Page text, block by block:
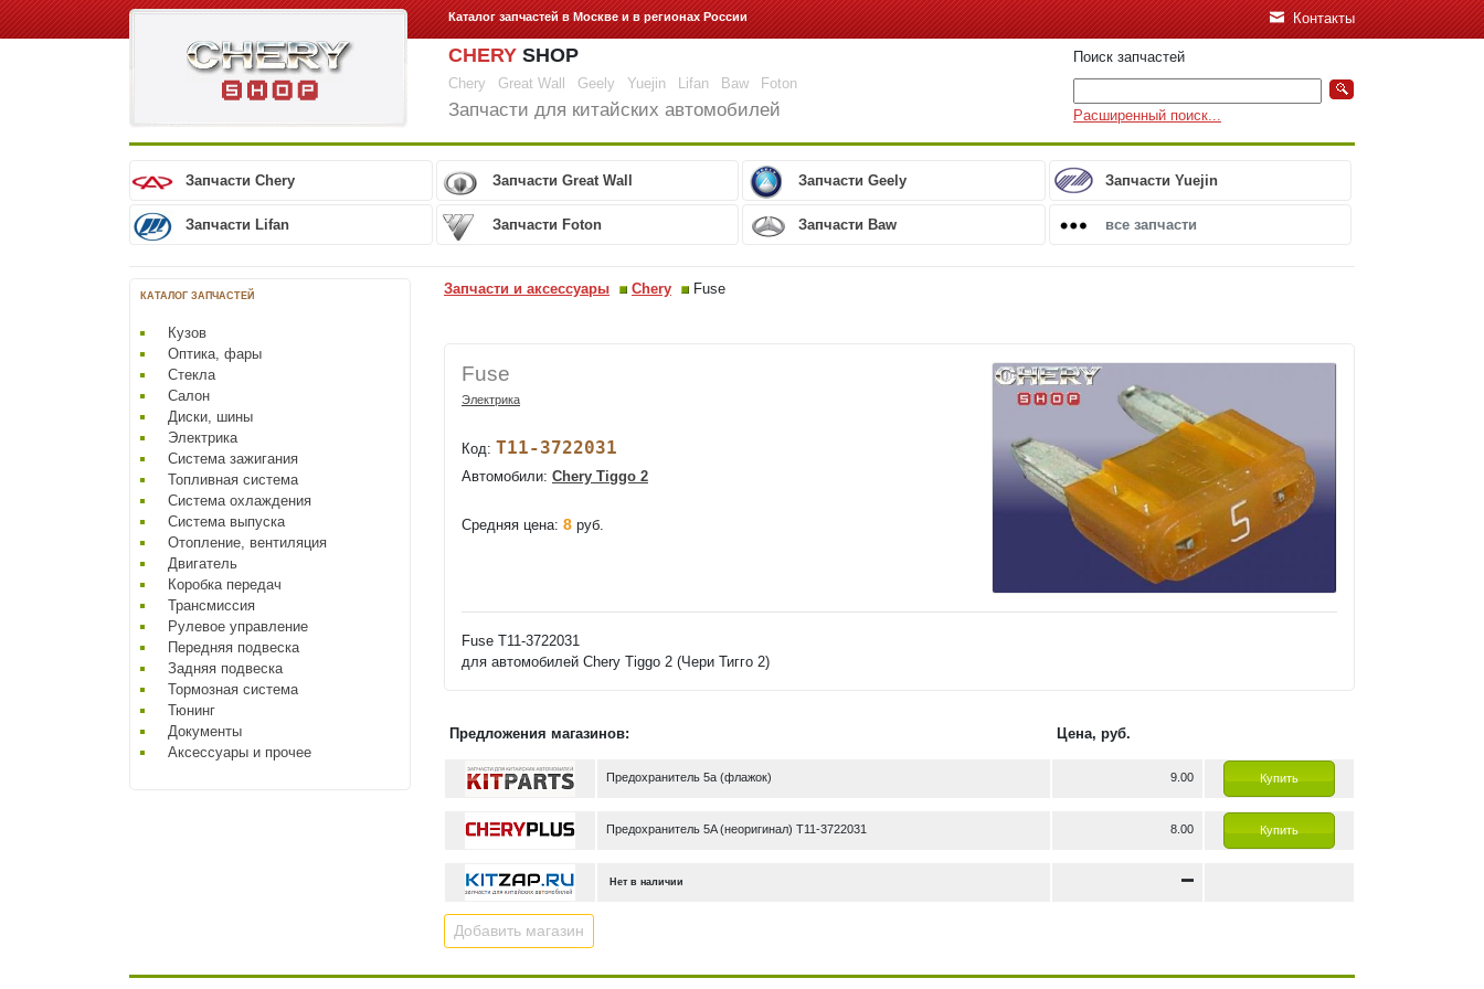
Каталог запчастейв Москве и в регионах России
CHERY SHOP
Chery Great Wall Geely Yuejin Lifan Baw Foton
Запчасти для китайских автомобилей
Контакты
Поиск запчастей
Расширенный поиск...
Запчасти Chery Запчасти Great Wall Запчасти Geely Запчасти Yuejin
Запчасти Lifan Запчасти Foton Запчасти Baw все запчасти
КАТАЛОГ ЗАПЧАСТЕЙ
Кузов
Оптика, фары
Стекла
Салон
Диски, шины
Электрика
Система зажигания
Топливная система
Система охлаждения
Система выпуска
Отопление, вентиляция
Двигатель
Коробка передач
Трансмиссия
Рулевое управление
Передняя подвеска
Задняя подвеска
Тормозная система
Тюнинг
Документы
Аксессуары и прочее
Запчасти и аксессуары Chery Fuse
Fuse
Электрика
Код: T11-3722031
Автомобили: Chery Tiggo 2
Средняя цена: 8 руб.
Fuse T11-3722031
для автомобилей Chery Tiggo 2 (Чери Тигго 2)
Предложения магазинов: Цена, руб.
Предохранитель 5а (флажок) 9.00 Купить
Предохранитель 5A (неоригинал) T11-3722031 8.00 Купить
Нет в наличии
Добавить магазин